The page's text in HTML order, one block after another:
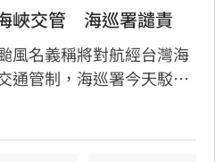
峽交管　海巡署譴責
風名義稱將對航經台灣海
通管制，海巡署今天駁斥
施交通管制，並嚴厲譴